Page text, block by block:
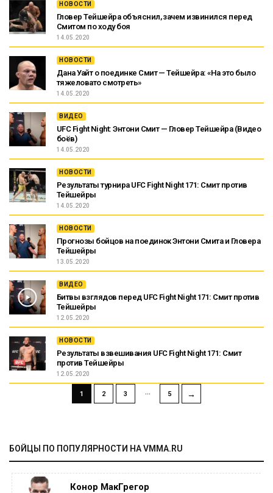
НОВОСТИ
Гловер Тейшейра объяснил, зачем извинился перед
Смитом по ходу боя
14.05.2020
НОВОСТИ
Дана Уайт о поединке Смит — Тейшейра: «На это было
тяжеловато смотреть»
14.05.2020
ВИДЕО
UFC Fight Night: Энтони Смит — Гловер Тейшейра (Видео
боёв)
14.05.2020
НОВОСТИ
Результаты турнира UFC Fight Night 171: Смит против
Тейшейры
14.05.2020
НОВОСТИ
Прогнозы бойцов на поединок Энтони Смита и Гловера
Тейшейры
13.05.2020
ВИДЕО
Битвы взглядов перед UFC Fight Night 171: Смит против
Тейшейры
12.05.2020
НОВОСТИ
Результаты взвешивания UFC Fight Night 171: Смит
против Тейшейры
12.05.2020
1 2 3 … 5 →
БОЙЦЫ ПО ПОПУЛЯРНОСТИ НА VMMA.RU
Конор МакГрегор